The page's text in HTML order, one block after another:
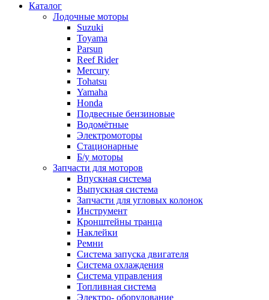
Каталог
Лодочные моторы
Suzuki
Toyama
Parsun
Reef Rider
Mercury
Tohatsu
Yamaha
Honda
Подвесные бензиновые
Водомётные
Электромоторы
Стационарные
Б/у моторы
Запчасти для моторов
Впускная система
Выпускная система
Запчасти для угловых колонок
Инструмент
Кронштейны транца
Наклейки
Ремни
Система запуска двигателя
Система охлаждения
Система управления
Топливная система
Электро- оборудование